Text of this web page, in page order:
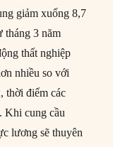
giảm xuống 8,7
tháng 3 năm
thất nghiệp
nhiều so với
thời điểm các
Khi cung cầu
lương sẽ thuyên